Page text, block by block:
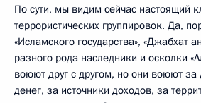
По сути, мы видим сейчас настоящий
террористических группировок. Да,
«Исламского государства», «Джабхат
разного рода наследники и осколки
воюют друг с другом, но они воюют
денег, за источники доходов, за